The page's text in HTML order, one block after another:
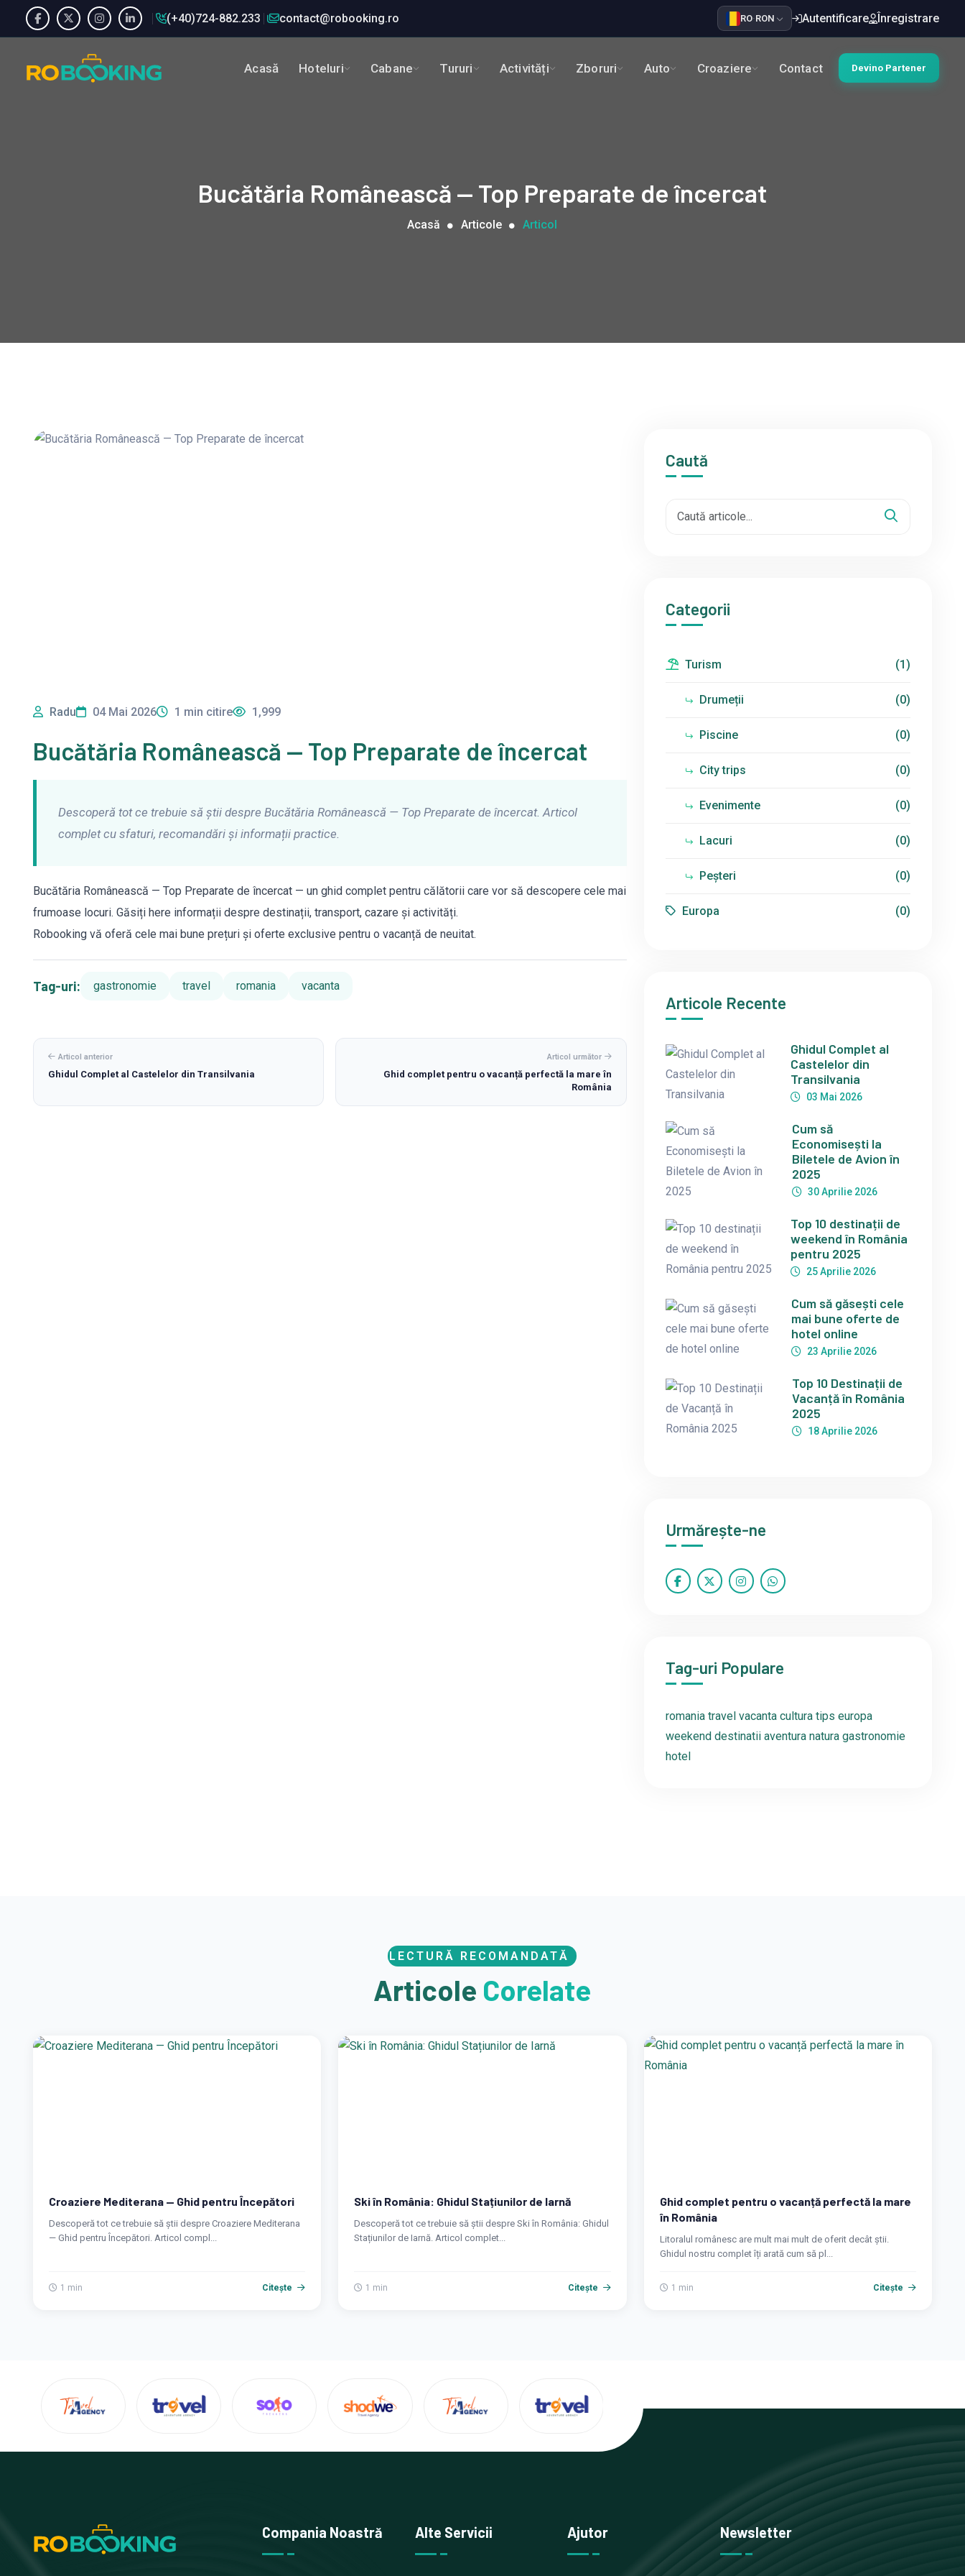
(+40)724-882.233 contact@robooking.ro RO·RON Autentificare Înregistrare
Acasă Hoteluri Cabane Tururi Activități Zboruri Auto Croaziere Contact Devino Partener
Bucătăria Românească — Top Preparate de încercat
Acasă Articole Articol
Radu 04 Mai 2026 1 min citire 1,999
Bucătăria Românească — Top Preparate de încercat
Descoperă tot ce trebuie să știi despre Bucătăria Românească — Top Preparate de încercat. Articol
complet cu sfaturi, recomandări și informații practice.
Bucătăria Românească — Top Preparate de încercat — un ghid complet pentru călătorii care vor să descopere cele mai
frumoase locuri. Găsiți here informații despre destinații, transport, cazare și activități.
Robooking vă oferă cele mai bune prețuri și oferte exclusive pentru o vacanță de neuitat.
Tag-uri: gastronomie travel romania vacanta
Articol anterior
Ghidul Complet al Castelelor din Transilvania
Articol următor
Ghid complet pentru o vacanță perfectă la mare în
România
Caută
Categorii
Turism (1)
Drumeții (0)
Piscine (0)
City trips (0)
Evenimente (0)
Lacuri (0)
Peșteri (0)
Europa (0)
Articole Recente
Ghidul Complet al
Castelelor din
Transilvania
03 Mai 2026
Cum să
Economisești la
Biletele de Avion în
2025
30 Aprilie 2026
Top 10 destinații de
weekend în România
pentru 2025
25 Aprilie 2026
Cum să găsești cele
mai bune oferte de
hotel online
23 Aprilie 2026
Top 10 Destinații de
Vacanță în România
2025
18 Aprilie 2026
Urmărește-ne
Tag-uri Populare
romania travel vacanta cultura tips europa
weekend destinatii aventura natura gastronomie
hotel
LECTURĂ RECOMANDATĂ
Articole Corelate
Croaziere Mediterana — Ghid pentru Începători
Descoperă tot ce trebuie să știi despre Croaziere Mediterana
— Ghid pentru Începători. Articol compl...
1 min Citește
Ski în România: Ghidul Stațiunilor de Iarnă
Descoperă tot ce trebuie să știi despre Ski în România: Ghidul
Stațiunilor de Iarnă. Articol complet...
1 min Citește
Ghid complet pentru o vacanță perfectă la mare
în România
Litoralul românesc are mult mai mult de oferit decât știi.
Ghidul nostru complet îți arată cum să pl...
1 min Citește
Compania Noastră Alte Servicii Ajutor Newsletter